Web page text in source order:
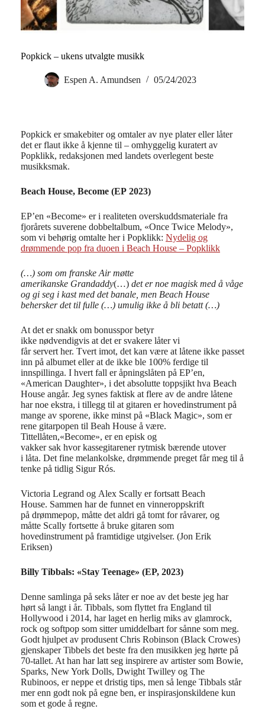
Popkick – ukens utvalgte musikk
Espen A. Amundsen 05/24/2023
Popkick er smakebiter og omtaler av nye plater eller låter
det er flaut ikke å kjenne til – omhyggelig kuratert av
Popklikk, redaksjonen med landets overlegent beste
musikksmak.
Beach House, Become (EP 2023)
EP’en «Become» er i realiteten overskuddsmateriale fra
fjorårets suverene dobbeltalbum, «Once Twice Melody»,
som vi behørig omtalte her i Popklikk: Nydelig og
drømmende pop fra duoen i Beach House – Popklikk
(…) som om franske Air møtte
amerikanske Grandaddy(…) det er noe magisk med å våge
og gi seg i kast med det banale, men Beach House
behersker det til fulle (…) umulig ikke å bli betatt(…)
At det er snakk om bonusspor betyr
ikke nødvendigvis at det er svakere låter vi
får servert her. Tvert imot, det kan være at låtene ikke passet
inn på albumet eller at de ikke ble 100% ferdige til
innspillinga. I hvert fall er åpningslåten på EP’en,
«American Daughter», i det absolutte toppsjikt hva Beach
House angår. Jeg synes faktisk at flere av de andre låtene
har noe ekstra, i tillegg til at gitaren er hovedinstrument på
mange av sporene, ikke minst på «Black Magic», som er
rene gitarpopen til Beah House å være.
Tittellåten,«Become», er en episk og
vakker sak hvor kassegitarener rytmisk bærende utover
i låta. Det fine melankolske, drømmende preget får meg til å
tenke på tidlig Sigur Rós.
Victoria Legrand og Alex Scally er fortsatt Beach
House. Sammen har de funnet en vinneroppskrift
på drømmepop, måtte det aldri gå tomt for råvarer, og
måtte Scally fortsette å bruke gitaren som
hovedinstrument på framtidige utgivelser. (Jon Erik
Eriksen)
Billy Tibbals: «Stay Teenage» (EP, 2023)
Denne samlinga på seks låter er noe av det beste jeg har
hørt så langt i år. Tibbals, som flyttet fra England til
Hollywood i 2014, har laget en herlig miks av glamrock,
rock og softpop som sitter umiddelbart for sånne som meg.
Godt hjulpet av produsent Chris Robinson (Black Crowes)
gjenskaper Tibbels det beste fra den musikken jeg hørte på
70-tallet. At han har latt seg inspirere av artister som Bowie,
Sparks, New York Dolls, Dwight Twilley og The
Rubinoos, er neppe et dristig tips, men så lenge Tibbals står
mer enn godt nok på egne ben, er inspirasjonskildene kun
som et gode å regne.